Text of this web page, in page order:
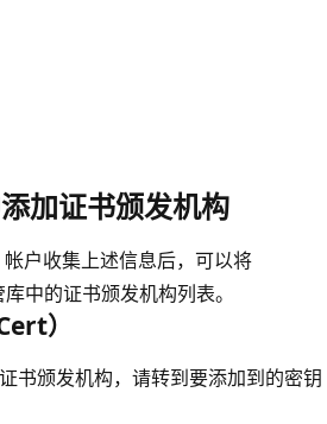
加证书颁发机构
户收集上述信息后，可以将
中的证书颁发机构列表。
）
书颁发机构，请转到要添加到的密钥